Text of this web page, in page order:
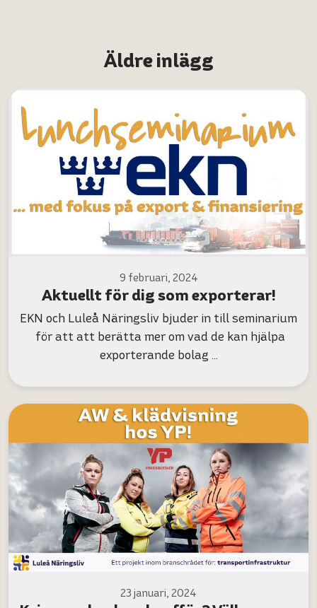
Äldre inlägg
9 februari, 2024
Aktuellt för dig som exporterar!
EKN och Luleå Näringsliv bjuder in till seminarium
för att att berätta mer om vad de kan hjälpa
exporterande bolag …
23 januari, 2024